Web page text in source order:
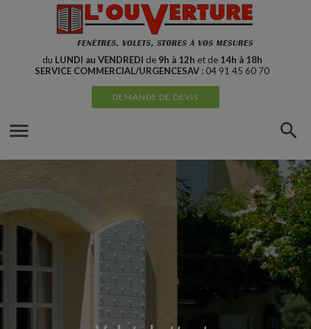
Cookies management panel
du LUNDI au VENDREDI de 9h à 12h et de 14h à 18h
SERVICE COMMERCIAL/URGENCESAV : 04 91 45 60 70
DEMANDE DE DEVIS
menu search